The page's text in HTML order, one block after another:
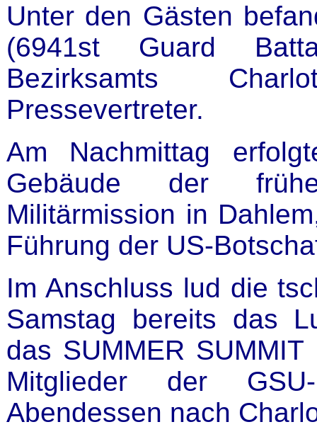
Unter den Gästen
(6941st Guard
Bezirksamts
Pressevertreter.
Am Nachmittag
Gebäude der
Militärmission in
Führung der US-
Im Anschluss lud die
Samstag bereits das
das SUMMER SUMMIT
Mitglieder der
Abendessen nach